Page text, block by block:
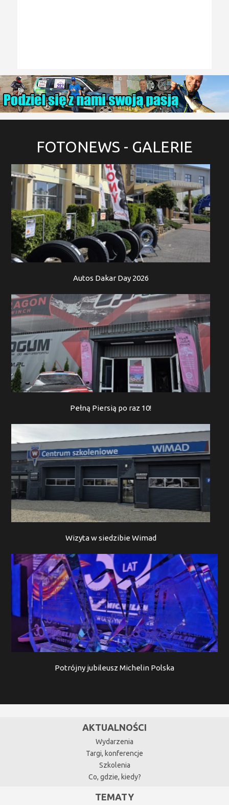
FOTONEWS - GALERIE
Autos Dakar Day 2026
Pełną Piersią po raz 10!
Wizyta w siedzibie Wimad
Potrójny jubileusz Michelin Polska
AKTUALNOŚCI
Wydarzenia
Targi, konferencje
Szkolenia
Co, gdzie, kiedy?
TEMATY